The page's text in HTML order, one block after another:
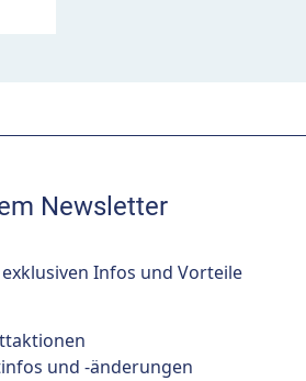
Newsletter
Infos und Vorteile
und -änderungen